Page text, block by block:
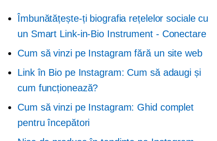
Îmbunătățește-ți biografia rețelelor sociale cu
un Smart Link-in-Bio Instrument - Conectare
Cum să vinzi pe Instagram fără un site web
Link în Bio pe Instagram: Cum să adaugi și
cum funcționează?
Cum să vinzi pe Instagram: Ghid complet
pentru începători